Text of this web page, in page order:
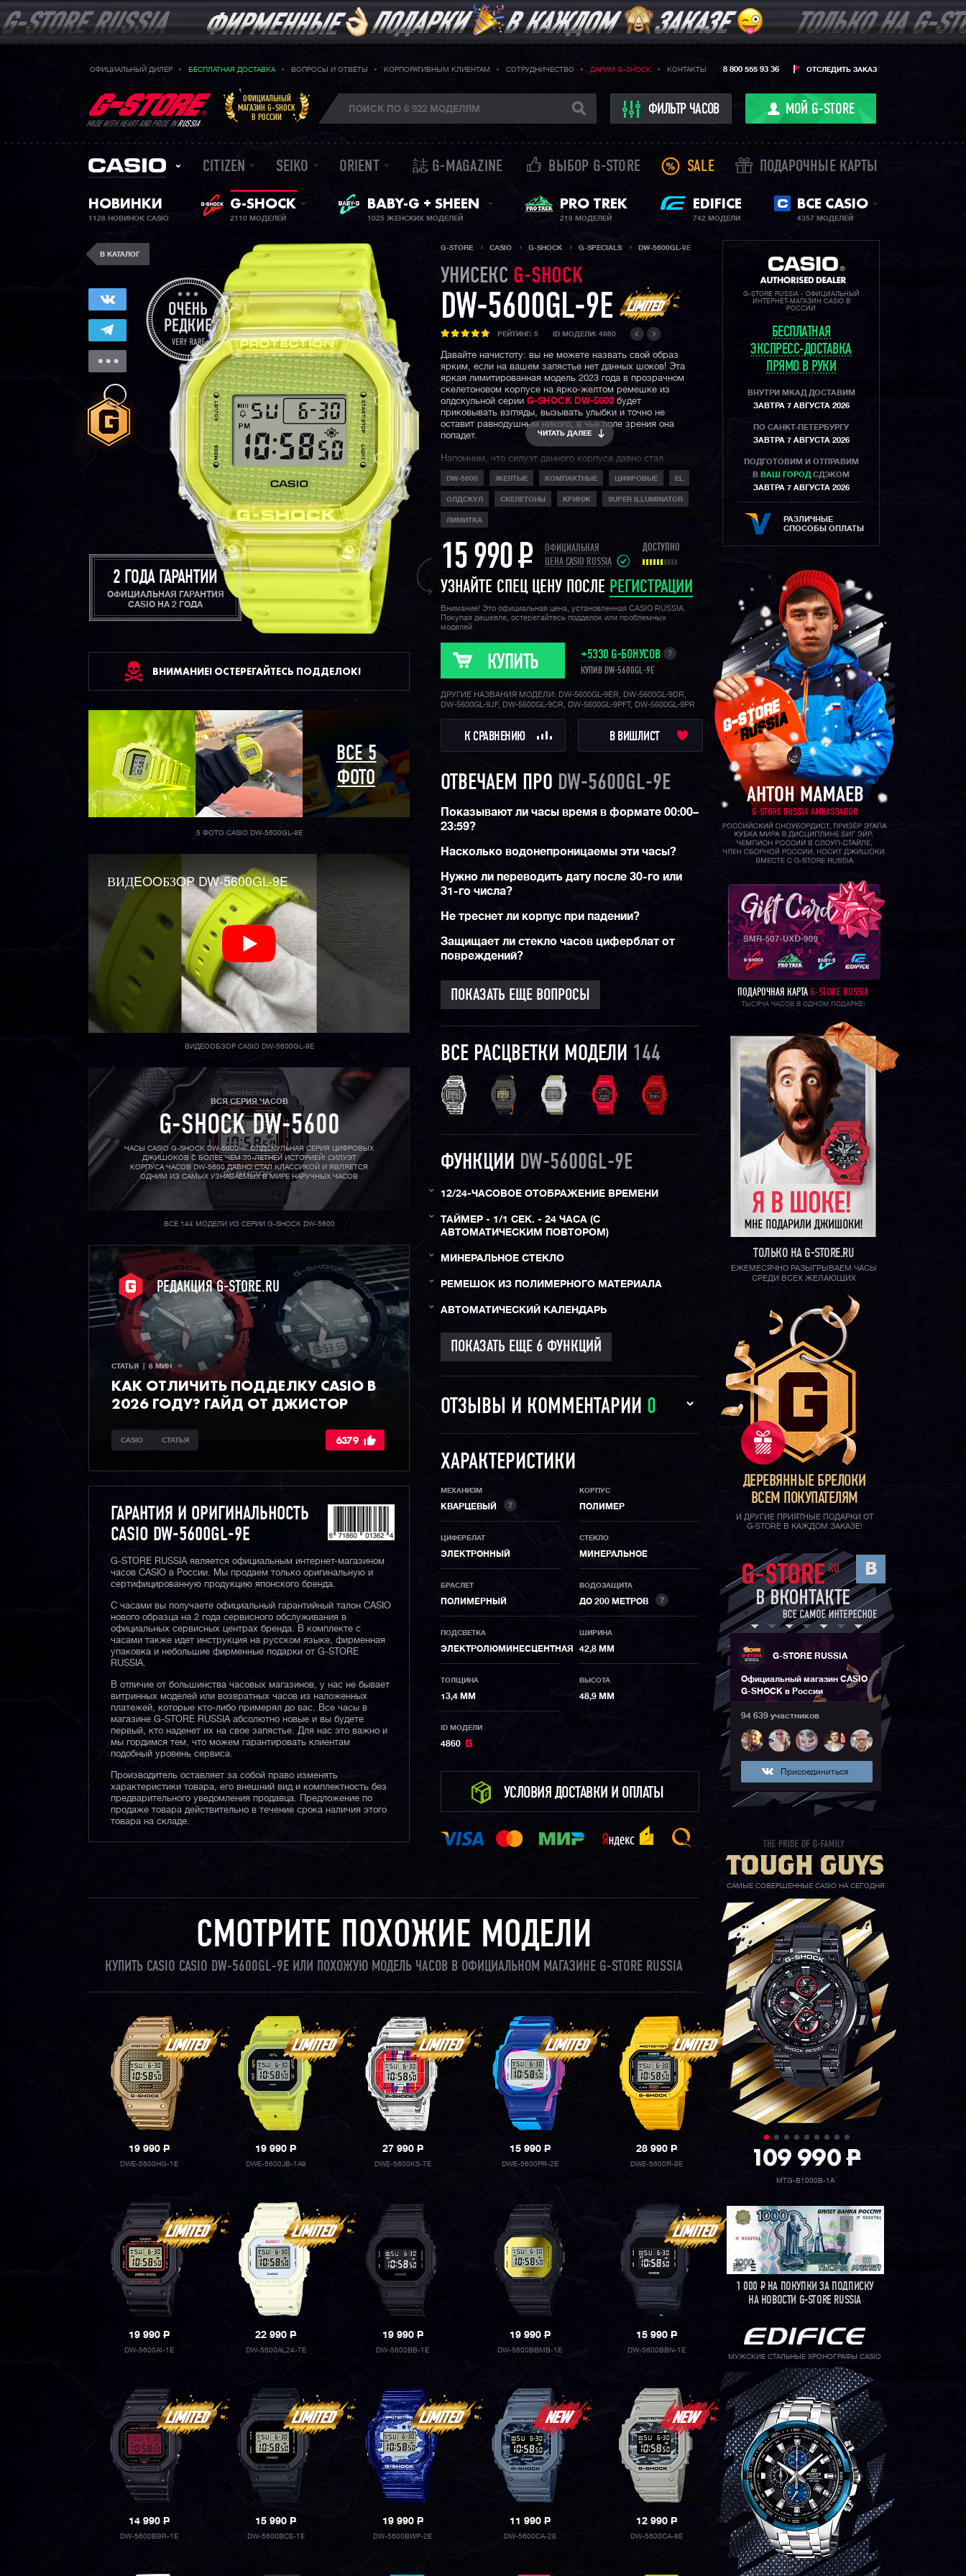
ОФИЦИАЛЬНЫЙ ДИЛЕР БЕСПЛАТНАЯ ДОСТАВКА ВОПРОСЫ И ОТВЕТЫ КОРПОРАТИВНЫМ КЛИЕНТАМ СОТРУДНИЧЕСТВО ДАРИМ G-SHOCK КОНТАКТЫ ОТСЛЕДИТЬ ЗАКАЗ
8 800 555 93 36
MADE WITH HEART AND PRIDE INRUSSIA
ОФИЦИАЛЬНЫЙ
МАГАЗИН G-SHOCK
В РОССИИ
ФИЛЬТР ЧАСОВ МОЙ G-STORE
CITIZEN SEIKO ORIENT 誌 G-MAGAZINE ВЫБОР G-STORE SALE ПОДАРОЧНЫЕ КАРТЫ
НОВИНКИ
1128 НОВИНОК CASIO
G-SHOCK
2110 МОДЕЛЕЙ
ЖЕНСКИЕ ЧАСЫ
BABY-G + SHEEN
1025 ЖЕНСКИХ МОДЕЛЕЙ
PRO TREK
219 МОДЕЛЕЙ
EDIFICE
742 МОДЕЛИ
ВСЕ CASIO
4357 МОДЕЛЕЙ
В КАТАЛОГ
2 ГОДА ГАРАНТИИ
ОФИЦИАЛЬНАЯ ГАРАНТИЯ
CASIO НА 2 ГОДА
ВНИМАНИЕ! ОСТЕРЕГАЙТЕСЬ ПОДДЕЛОК!
ВСЕ 5
ФОТО
5 ФОТО CASIO DW-5600GL-9E
ВИДEOOБЗOP DW-5600GL-9E
ВИДЕООБЗОР CASIO DW-5600GL-9E
ВСЯ СЕРИЯ ЧАСОВ
G-SHOCK DW-5600
ЧАСЫ CASIO G-SHOCK DW-5600 — ОЛДСКУЛЬНАЯ СЕРИЯ ЦИФРОВЫХ
ДЖИШОКОВ С БОЛЕЕ ЧЕМ 30-ЛЕТНЕЙ ИСТОРИЕЙ! СИЛУЭТ
КОРПУСА ЧАСОВ DW-5600 ДАВНО СТАЛ КЛАССИКОЙ И ЯВЛЯЕТСЯ
ОДНИМ ИЗ САМЫХ УЗНАВАЕМЫХ В МИРЕ НАРУЧНЫХ ЧАСОВ
ВСЕ 144 МОДЕЛИ ИЗ СЕРИИ G-SHOCK DW-5600
РЕДАКЦИЯ G-STORE.RU
СТАТЬЯ  |  8 МИН
КАК ОТЛИЧИТЬ ПОДДЕЛКУ CASIO В
2026 ГОДУ? ГАЙД ОТ ДЖИСТОР
CASIO СТАТЬЯ 6379
ГАРАНТИЯ И ОРИГИНАЛЬНОСТЬ
CASIO DW-5600GL-9E
G-STORE RUSSIA является официальным интернет-магазином
часов CASIO в России. Мы продаем только оригинальную и
сертифицированную продукцию японского бренда.
С часами вы получаете официальный гарантийный талон CASIO
нового образца на 2 года сервисного обслуживания в
официальных сервисных центрах бренда. В комплекте с
часами также идет инструкция на русском языке, фирменная
упаковка и небольшие фирменные подарки от G-STORE
RUSSIA.
В отличие от большинства часовых магазинов, у нас не бывает
витринных моделей или возвратных часов из наложенных
платежей, которые кто-либо примерял до вас. Все часы в
магазине G-STORE RUSSIA абсолютно новые и вы будете
первый, кто наденет их на свое запястье. Для нас это важно и
мы гордимся тем, что можем гарантировать клиентам
подобный уровень сервиса.
Производитель оставляет за собой право изменять
характеристики товара, его внешний вид и комплектность без
предварительного уведомления продавца. Предложение по
продаже товара действительно в течение срока наличия этого
товара на складе.
G-STORE CASIO G-SHOCK G-SPECIALS DW-5600GL-9E
УНИСЕКС G-SHOCK
DW-5600GL-9E
РЕЙТИНГ: 5 ID МОДЕЛИ: 4860
Давайте начистоту: вы не можете назвать свой образ
ярким, если на вашем запястье нет данных шоков! Эта
яркая лимитированная модель 2023 года в прозрачном
скелетоновом корпусе на ярко-желтом ремешке из
олдскульной серии G-SHOCK DW-5600 будет
приковывать взгляды, вызывать улыбки и точно не
оставит равнодушным никого, в чье поле зрения она
попадет.
Напомним, что силуэт данного корпуса давно стал
классикой и является одним из самых узнаваемых в мире
наручных часов. Помимо фешн составляющей, не стоит
забывать про водозащиту в 200 метров и легендарную
джишоковую ударопрочность и неубиваемость данной
модели!
ЧИТАТЬ ДАЛЕЕ
DW-5600 ЖЕЛТЫЕ КОМПАКТНЫЕ ЦИФРОВЫЕ EL
ОЛДСКУЛ СКЕЛЕТОНЫ КРИНЖ SUPER ILLUMINATOR
ЛИМИТКА
15 990P
ОФИЦИАЛЬНАЯ
ЦЕНА CASIO RUSSIA
ДОСТУПНО
УЗНАЙТЕ СПЕЦ ЦЕНУ ПОСЛЕ РЕГИСТРАЦИИ
Внимание! Это официальная цена, установленная CASIO RUSSIA.
Покупая дешевле, остерегайтесь подделок или проблемных
моделей
КУПИТЬ +5330 G-БОНУСОВ
КУПИВ DW-5600GL-9E
?
ДРУГИЕ НАЗВАНИЯ МОДЕЛИ: DW-5600GL-9ER, DW-5600GL-9DR,
DW-5600GL-9JF, DW-5600GL-9CR, DW-5600GL-9PFT, DW-5600GL-9PR
К СРАВНЕНИЮ В ВИШЛИСТ
ОТВЕЧАЕМ ПРО DW-5600GL-9E
Показывают ли часы время в формате 00:00–
23:59?
Насколько водонепроницаемы эти часы?
Нужно ли переводить дату после 30-го или
31-го числа?
Не треснет ли корпус при падении?
Защищает ли стекло часов циферблат от
повреждений?
ПОКАЗАТЬ ЕЩЕ ВОПРОСЫ
ВСЕ РАСЦВЕТКИ МОДЕЛИ 144
ФУНКЦИИ DW-5600GL-9E
12/24-ЧАСОВОЕ ОТОБРАЖЕНИЕ ВРЕМЕНИ
ТАЙМЕР - 1/1 СЕК. - 24 ЧАСА (С
АВТОМАТИЧЕСКИМ ПОВТОРОМ)
МИНЕРАЛЬНОЕ СТЕКЛО
РЕМЕШОК ИЗ ПОЛИМЕРНОГО МАТЕРИАЛА
АВТОМАТИЧЕСКИЙ КАЛЕНДАРЬ
ОТЗЫВЫ И КОММЕНТАРИИ 0
ХАРАКТЕРИСТИКИ
МЕХАНИЗМ
КВАРЦЕВЫЙ ?
КОРПУС
ПОЛИМЕР
ЦИФЕРБЛАТ
ЭЛЕКТРОННЫЙ
СТЕКЛО
МИНЕРАЛЬНОЕ
БРАСЛЕТ
ПОЛИМЕРНЫЙ
ВОДОЗАЩИТА
ДО 200 МЕТРОВ ?
ПОДСВЕТКА
ЭЛЕКТРОЛЮМИНЕСЦЕНТНАЯ
ШИРИНА
42,8 ММ
ТОЛЩИНА
13,4 ММ
ВЫСОТА
48,9 ММ
ID МОДЕЛИ
4860
УСЛОВИЯ ДОСТАВКИ И ОПЛАТЫ
СМОТРИТЕ ПОХОЖИЕ МОДЕЛИ
КУПИТЬ CASIO CASIO DW-5600GL-9E ИЛИ ПОХОЖУЮ МОДЕЛЬ ЧАСОВ В ОФИЦИАЛЬНОМ МАГАЗИНЕ G-STORE RUSSIA
19 990P
DWE-5600HG-1E
19 990P
DWE-5600JB-1A9
27 990 P
DWE-5600KS-7E
15 990P
DWE-5600PR-2E
28 990P
DWE-5600R-9E
19 990P
DW-5600AI-1E
22 990P
DW-5600AL24-7E
19 990 P
DW-5600BB-1E
19 990P
DW-5600BBMB-1E
15 990P
DW-5600BBN-1E
14 990P
DW-5600BBR-1E
15 990P
DW-5600BCE-1E
19 990 P
DW-5600BWP-2E
11 990P
DW-5600CA-2E
12 990P
DW-5600CA-8E
G-STORE RUSSIA - ОФИЦИАЛЬНЫЙ
ИНТЕРНЕТ-МАГАЗИН CASIO В
РОССИИ
БЕСПЛАТНАЯ
ЭКСПРЕСС-ДОСТАВКА
ПРЯМО В РУКИ
ВНУТРИ МКАД ДОСТАВИМ
ЗАВТРА 7 АВГУСТА 2026
ПО САНКТ-ПЕТЕРБУРГУ
ЗАВТРА 7 АВГУСТА 2026
ПОДГОТОВИМ И ОТПРАВИМ
В ВАШ ГОРОД СДЭКОМ
ЗАВТРА 7 АВГУСТА 2026
РАЗЛИЧНЫЕ
СПОСОБЫ ОПЛАТЫ
ПОДАРОЧНАЯ КАРТА G-STORE RUSSIA
ТЫСЯЧА ЧАСОВ В ОДНОМ ПОДАРКЕ!
ТОЛЬКО НА G-STORE.RU
ЕЖЕМЕСЯЧНО РАЗЫГРЫВАЕМ ЧАСЫ
СРЕДИ ВСЕХ ЖЕЛАЮЩИХ
ДЕРЕВЯННЫЕ БРЕЛОКИ
ВСЕМ ПОКУПАТЕЛЯМ
И ДРУГИЕ ПРИЯТНЫЕ ПОДАРКИ ОТ
G-STORE В КАЖДОМ ЗАКАЗЕ!
G-STORE RUSSIA
Официальный магазин CASIO
G-SHOCK в России
94 639 участников
Присоединиться
САМЫЕ СОВЕРШЕННЫЕ CASIO НА СЕГОДНЯ
109 990P
MTG-B1000B-1A
1 000РНА ПОКУПКИ ЗА ПОДПИСКУ
НА НОВОСТИ G-STORE RUSSIA
МУЖСКИЕ СТАЛЬНЫЕ ХРОНОГРАФЫ CASIO